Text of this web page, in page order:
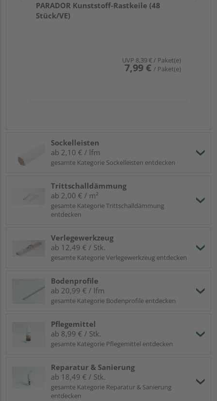
PARADOR Kunststoff-Rastkeile (48
Stück/VE)
UVP 8,39 €/ Paket(e)
7,99 € / Paket(e)
Sockelleisten
ab 2,10 € / lfm
gesamte Kategorie Sockelleisten entdecken
Trittschalldämmung
ab 2,00 € / m²
gesamte Kategorie Trittschalldämmung
entdecken
Verlegewerkzeug
ab 12,49 € / Stk.
gesamte Kategorie Verlegewerkzeug entdecken
Bodenprofile
ab 20,99 € / lfm
gesamte Kategorie Bodenprofile entdecken
Pflegemittel
ab 8,99 € / Stk.
gesamte Kategorie Pflegemittel entdecken
Reparatur & Sanierung
ab 18,49 € / Stk.
gesamte Kategorie Reparatur & Sanierung
entdecken